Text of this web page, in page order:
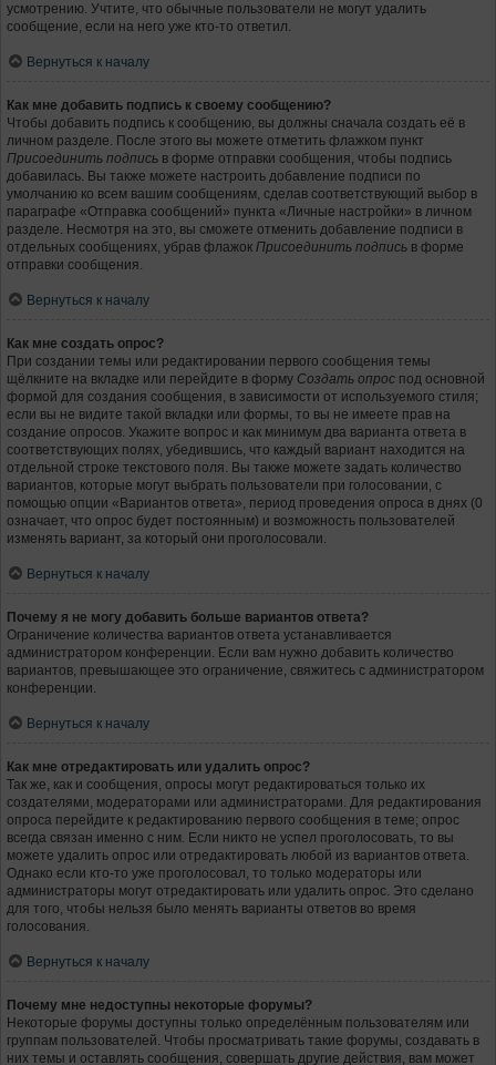
усмотрению. Учтите, что обычные пользователи не могут удалить
сообщение, если на него уже кто-то ответил.
Вернуться к началу
Как мне добавить подпись к своему сообщению?
Чтобы добавить подпись к сообщению, вы должны сначала создать её в
личном разделе. После этого вы можете отметить флажком пункт
Присоединить подпись в форме отправки сообщения, чтобы подпись
добавилась. Вы также можете настроить добавление подписи по
умолчанию ко всем вашим сообщениям, сделав соответствующий выбор в
параграфе «Отправка сообщений» пункта «Личные настройки» в личном
разделе. Несмотря на это, вы сможете отменить добавление подписи в
отдельных сообщениях, убрав флажок Присоединить подпись в форме
отправки сообщения.
Вернуться к началу
Как мне создать опрос?
При создании темы или редактировании первого сообщения темы
щёлкните на вкладке или перейдите в форму Создать опрос под основной
формой для создания сообщения, в зависимости от используемого стиля;
если вы не видите такой вкладки или формы, то вы не имеете прав на
создание опросов. Укажите вопрос и как минимум два варианта ответа в
соответствующих полях, убедившись, что каждый вариант находится на
отдельной строке текстового поля. Вы также можете задать количество
вариантов, которые могут выбрать пользователи при голосовании, с
помощью опции «Вариантов ответа», период проведения опроса в днях (0
означает, что опрос будет постоянным) и возможность пользователей
изменять вариант, за который они проголосовали.
Вернуться к началу
Почему я не могу добавить больше вариантов ответа?
Ограничение количества вариантов ответа устанавливается
администратором конференции. Если вам нужно добавить количество
вариантов, превышающее это ограничение, свяжитесь с администратором
конференции.
Вернуться к началу
Как мне отредактировать или удалить опрос?
Так же, как и сообщения, опросы могут редактироваться только их
создателями, модераторами или администраторами. Для редактирования
опроса перейдите к редактированию первого сообщения в теме; опрос
всегда связан именно с ним. Если никто не успел проголосовать, то вы
можете удалить опрос или отредактировать любой из вариантов ответа.
Однако если кто-то уже проголосовал, то только модераторы или
администраторы могут отредактировать или удалить опрос. Это сделано
для того, чтобы нельзя было менять варианты ответов во время
голосования.
Вернуться к началу
Почему мне недоступны некоторые форумы?
Некоторые форумы доступны только определённым пользователям или
группам пользователей. Чтобы просматривать такие форумы, создавать в
них темы и оставлять сообщения, совершать другие действия, вам может